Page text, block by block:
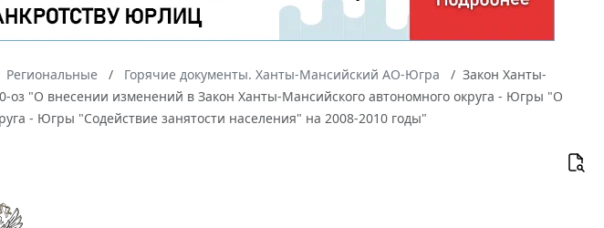
Региональные Горячие документы. Ханты-Мансийский АО-Югра
Закон Ханты-
"О внесении изменений в Закон Ханты-Мансийского автономного округа - Югры "О
- Югры "Содействие занятости населения" на 2008-2010 годы"